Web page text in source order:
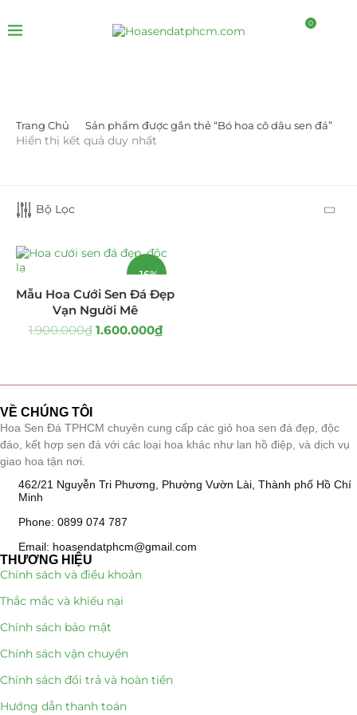
0
DANH MỤC SẢN PHẨM
Cây Sen Đá Giá Sỉ (137)
Chậu Sen Đá Mini
Lan Hồ Điệp Truyền Thống
Tiểu Cảnh Lan Sen Đá (63)
Hoa Ngày Lễ 8/3 (38)
Hoa Tặng 14/2
Hoa Tặng 20/10
Quà Noel - Quà Giáng Sinh
Quà Tặng Khách Hàng
Quà Tết
Trang Chủ Sản phẩm được gắn thẻ “Bó hoa cô dâu sen đá”
Hiển thị kết quả duy nhất
Bộ Lọc
-16%
Mẫu Hoa Cưới Sen Đá Đẹp
Vạn Người Mê
1.900.000₫ 1.600.000₫
VỀ CHÚNG TÔI
Hoa Sen Đá TPHCM chuyên cung cấp các giỏ hoa sen đá đẹp, độc
đáo, kết hợp sen đá với các loại hoa khác như lan hồ điệp, và dịch vụ
giao hoa tận nơi.
462/21 Nguyễn Tri Phương, Phường Vườn Lài, Thành phố Hồ Chí
Minh
Phone: 0899 074 787
Email: hoasendatphcm@gmail.com
THƯƠNG HIỆU
Chính sách và điều khoản
Thắc mắc và khiếu nại
Chính sách bảo mật
Chính sách vận chuyển
Chính sách đổi trả và hoàn tiền
Hướng dẫn thanh toán